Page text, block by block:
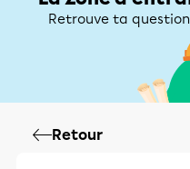
Retrouve ta
Retour